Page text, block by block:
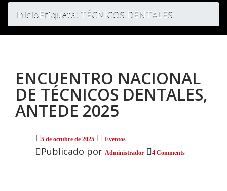
InicioEtiqueta: TÉCNICOS DENTALES
ENCUENTRO NACIONAL
DE TÉCNICOS DENTALES,
ANTEDE 2025
5 de octubre de 2025 Eventos
Publicado por Administrador 4 Comments